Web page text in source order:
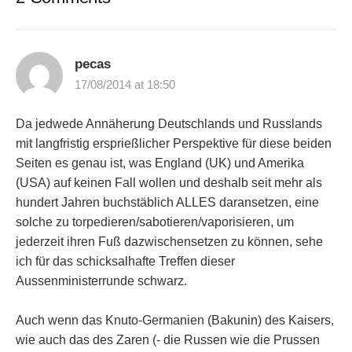
pecas
17/08/2014 at 18:50
Da jedwede Annäherung Deutschlands und Russlands
mit langfristig ersprießlicher Perspektive für diese beiden
Seiten es genau ist, was England (UK) und Amerika
(USA) auf keinen Fall wollen und deshalb seit mehr als
hundert Jahren buchstäblich ALLES daransetzen, eine
solche zu torpedieren/sabotieren/vaporisieren, um
jederzeit ihren Fuß dazwischensetzen zu können, sehe
ich für das schicksalhafte Treffen dieser
Aussenministerrunde schwarz.
Auch wenn das Knuto-Germanien (Bakunin) des Kaisers,
wie auch das des Zaren (- die Russen wie die Prussen